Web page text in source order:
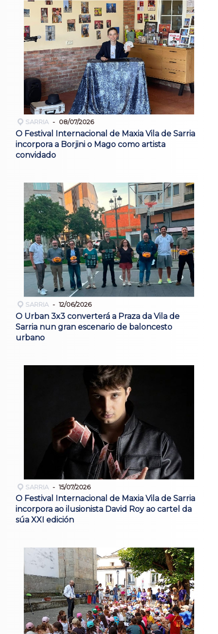
SARRIA 08/07/2026
O Festival Internacional de Maxia Vila de Sarria
incorpora a Borjini o Mago como artista
convidado
SARRIA 12/06/2026
O Urban 3x3 converterá a Praza da Vila de
Sarria nun gran escenario de baloncesto
urbano
SARRIA 15/07/2026
O Festival Internacional de Maxia Vila de Sarria
incorpora ao ilusionista David Roy ao cartel da
súa XXI edición